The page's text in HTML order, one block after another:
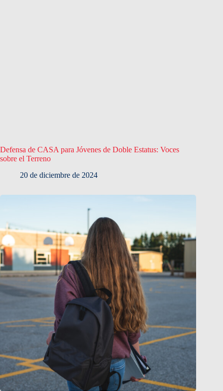
Defensa de CASA para Jóvenes de Doble Estatus: Voces
sobre el Terreno
20 de diciembre de 2024